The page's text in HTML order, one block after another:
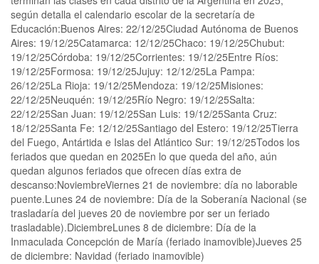
según detalla el calendario escolar de la secretaría de
Educación:Buenos Aires: 22/12/25Ciudad Autónoma de Buenos
Aires: 19/12/25Catamarca: 12/12/25Chaco: 19/12/25Chubut:
19/12/25Córdoba: 19/12/25Corrientes: 19/12/25Entre Ríos:
19/12/25Formosa: 19/12/25Jujuy: 12/12/25La Pampa:
26/12/25La Rioja: 19/12/25Mendoza: 19/12/25Misiones:
22/12/25Neuquén: 19/12/25Río Negro: 19/12/25Salta:
22/12/25San Juan: 19/12/25San Luis: 19/12/25Santa Cruz:
18/12/25Santa Fe: 12/12/25Santiago del Estero: 19/12/25Tierra
del Fuego, Antártida e Islas del Atlántico Sur: 19/12/25Todos los
feriados que quedan en 2025En lo que queda del año, aún
quedan algunos feriados que ofrecen días extra de
descanso:NoviembreViernes 21 de noviembre: día no laborable
puente.Lunes 24 de noviembre: Día de la Soberanía Nacional (se
trasladaría del jueves 20 de noviembre por ser un feriado
trasladable).DiciembreLunes 8 de diciembre: Día de la
Inmaculada Concepción de María (feriado inamovible)Jueves 25
de diciembre: Navidad (feriado inamovible)